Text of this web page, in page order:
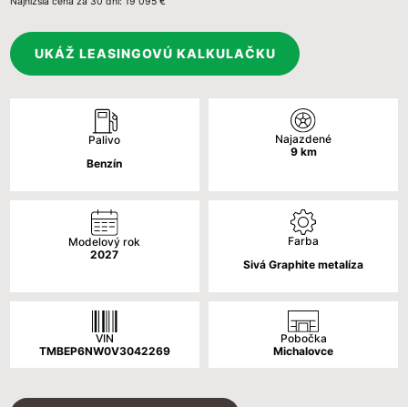
cena
bola:
22
095 €.
cena
je:
18
790 €.
UKÁŽ LEASINGOVÚ KALKULAČKU
Palivo
Benzín
Najazdené
9km
Modelový rok
2027
Farba
Sivá Graphite metalíza
VIN
TMBEP6NW0V3042269
Pobočka
Michalovce